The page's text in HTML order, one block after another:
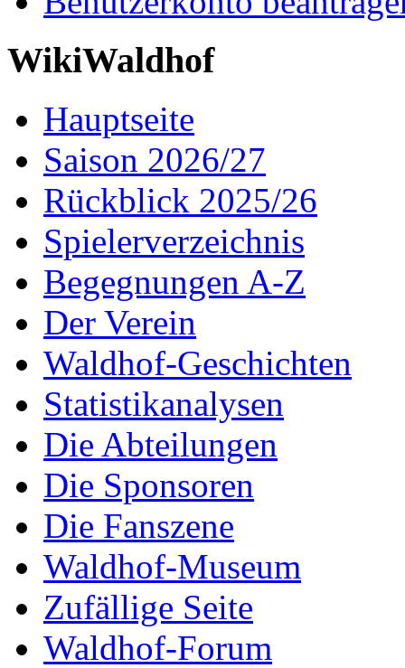
WikiWaldhof
Hauptseite
Saison 2026/27
Rückblick 2025/26
Spielerverzeichnis
Begegnungen A-Z
Der Verein
Waldhof-Geschichten
Statistikanalysen
Die Abteilungen
Die Sponsoren
Die Fanszene
Waldhof-Museum
Zufällige Seite
Waldhof-Forum